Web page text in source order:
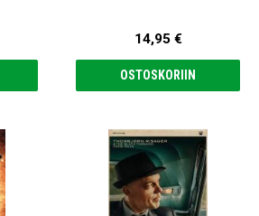
14,95 €
OSTOSKORIIN